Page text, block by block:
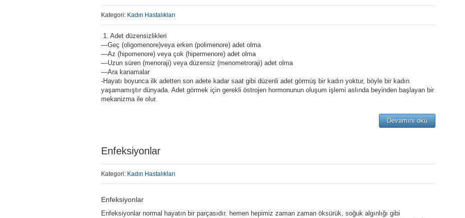
Kategori: Kadın Hastalıkları
1. Adet düzensizlikleri
—Geç (oligomenore)veya erken (polimenore) adet olma
—Az (hipomenore) veya çok (hipermenore) adet olma
—Uzun süren (menoraji) veya düzensiz (menometroraji) adet olma
—Ara kanamalar
-Hayatı boyunca ilk adetten son adete kadar saat gibi düzenli adet görmüş bir kadın yoktur, böyle bir kadın
yaşamamıştır dünyada. Adet görmek için gerekli östrojen hormonunun oluşum işlemi aslında beyinden başlayan bir
mekanizma ile olur.
Devamını oku
Enfeksiyonlar
Kategori: Kadın Hastalıkları
Enfeksiyonlar
Enfeksiyonlar normal hayatın bir parçasıdır. hemen hepimiz zaman zaman öksürük, soğuk algınlığı gibi